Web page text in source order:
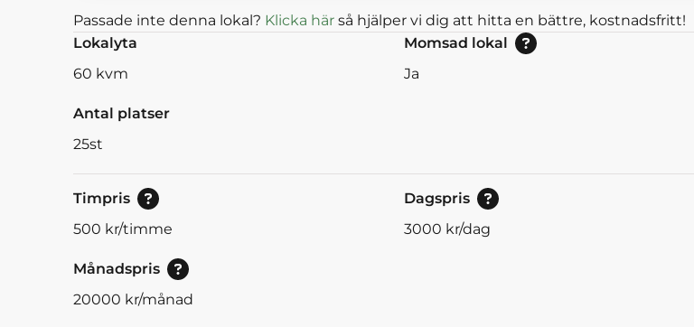
Passade inte denna lokal? Klicka här så hjälper vi dig att hitta en bättre, kostnadsfritt!
Lokalyta
60 kvm
Momsad lokal
Nej: Lokalen är momsbefriad.<br/>Ja: Lokalen hyrs exkl moms.
Ja
Antal platser
25st
Timpris
Pris för enstaka timmar.
500 kr/timme
Dagspris
Pris vid bokning av 8<br/>eller mer timmar.
3000 kr/dag
Månadspris
Pris vid bokning av 30<br/>eller mer dagar.
20000 kr/månad